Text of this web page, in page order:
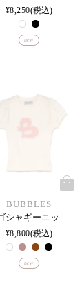
¥8,250 税込
new
BUBBLES
ロゴシャギーニットトップス
¥8,800 税込
new